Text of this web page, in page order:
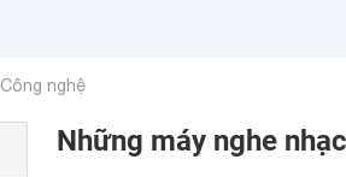
Công nghệ
Những máy nghe